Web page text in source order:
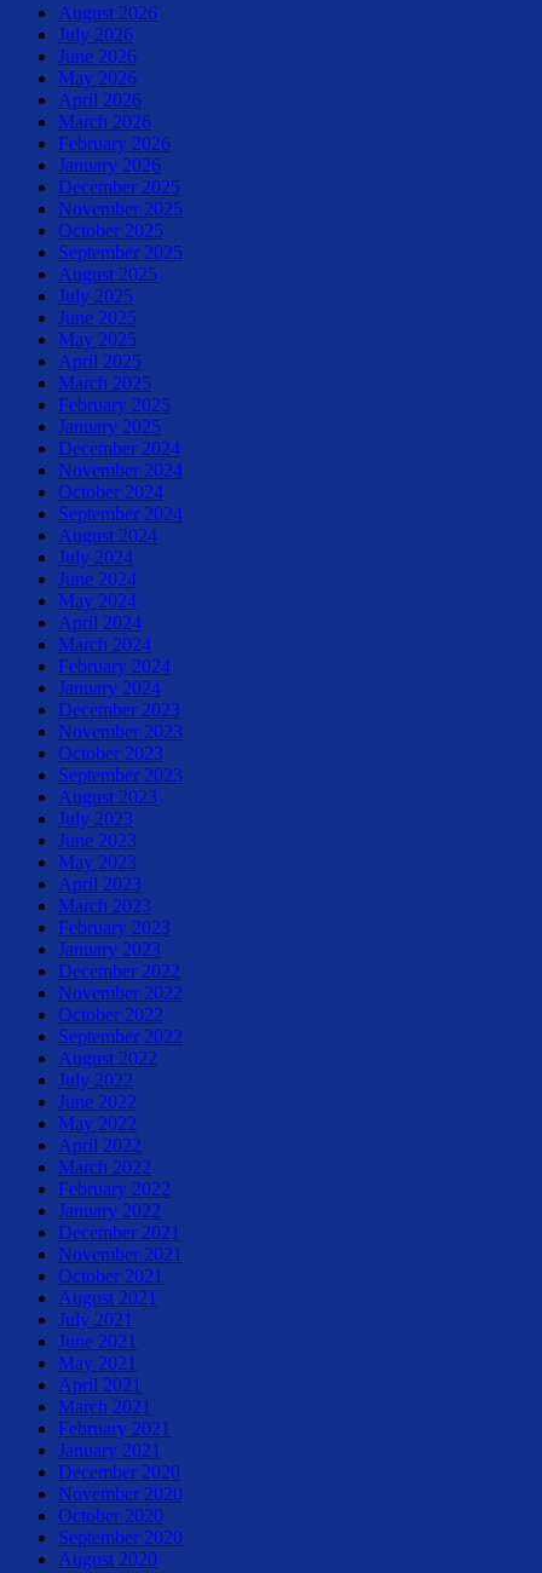
August 2026
July 2026
June 2026
May 2026
April 2026
March 2026
February 2026
January 2026
December 2025
November 2025
October 2025
September 2025
August 2025
July 2025
June 2025
May 2025
April 2025
March 2025
February 2025
January 2025
December 2024
November 2024
October 2024
September 2024
August 2024
July 2024
June 2024
May 2024
April 2024
March 2024
February 2024
January 2024
December 2023
November 2023
October 2023
September 2023
August 2023
July 2023
June 2023
May 2023
April 2023
March 2023
February 2023
January 2023
December 2022
November 2022
October 2022
September 2022
August 2022
July 2022
June 2022
May 2022
April 2022
March 2022
February 2022
January 2022
December 2021
November 2021
October 2021
August 2021
July 2021
June 2021
May 2021
April 2021
March 2021
February 2021
January 2021
December 2020
November 2020
October 2020
September 2020
August 2020